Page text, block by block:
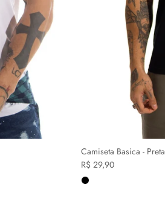
Camiseta Basica - Preta
R$ 29,90